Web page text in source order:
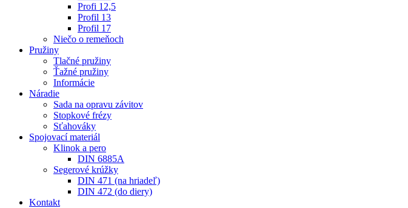
Profi 12,5
Profil 13
Profil 17
Niečo o remeňoch
Pružiny
Tlačné pružiny
Ťažné pružiny
Informácie
Náradie
Sada na opravu závitov
Stopkové frézy
Sťahováky
Spojovací materiál
Klinok a pero
DIN 6885A
Segerové krúžky
DIN 471 (na hriadeľ)
DIN 472 (do diery)
Kontakt